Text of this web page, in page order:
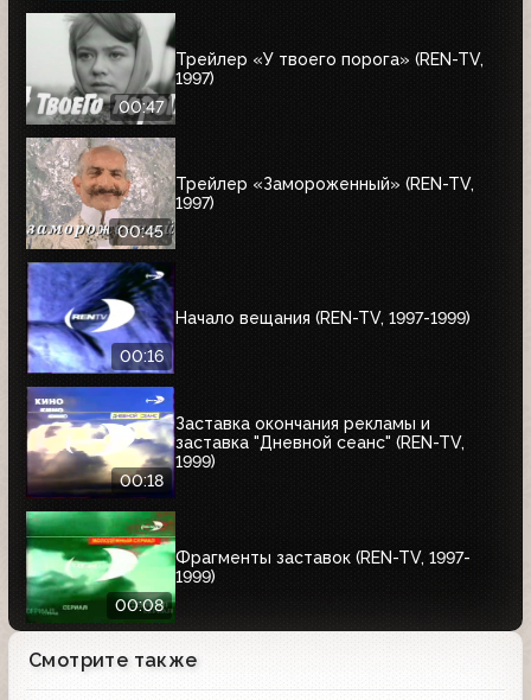
00:47
Трейлер «У твоего порога» (REN-TV,
1997)
00:45
Трейлер «Замороженный» (REN-TV,
1997)
00:16
Начало вещания (REN-TV, 1997-1999)
00:18
Заставка окончания рекламы и
заставка "Дневной сеанс" (REN-TV,
1999)
00:08
Фрагменты заставок (REN-TV, 1997-
1999)
Смотрите также